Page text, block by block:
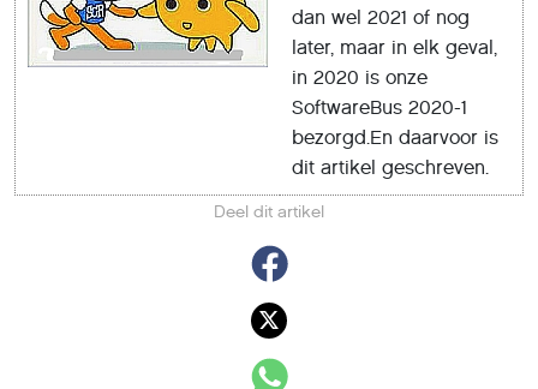
Deel dit artikel
dan wel 2021 of nog
later, maar in elk geval,
in 2020 is onze
SoftwareBus 2020-1
bezorgd.En daarvoor is
dit artikel geschreven.